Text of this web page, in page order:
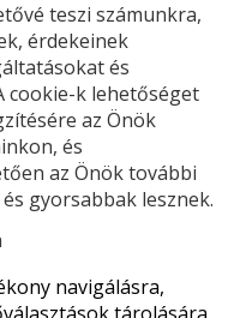
teszi számunkra,
érdekeinek
és
cookie-k lehetőséget
az Önök
és
az Önök további
gyorsabbak lesznek.
navigálásra,